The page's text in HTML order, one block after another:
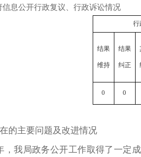
公开行政复议、行政诉讼情况
行
结果
维持
结果
纠正
0 0
主要问题及改进情况
局政务公开工作取得了一定成